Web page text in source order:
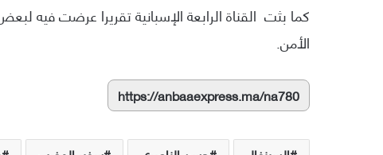
كما بثت القناة الرابعة الإسبانية تقريرا عرضت فيه
الأمن.
https://anbaaexpress.ma/na780